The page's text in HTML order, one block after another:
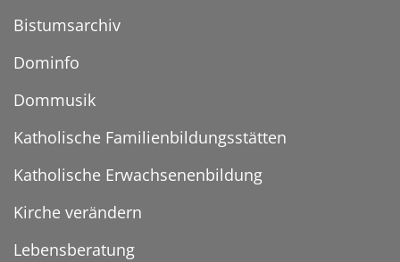
Bistumsarchiv
Dominfo
Dommusik
Katholische Familienbildungsstätten
Katholische Erwachsenenbildung
Kirche verändern
Lebensberatung